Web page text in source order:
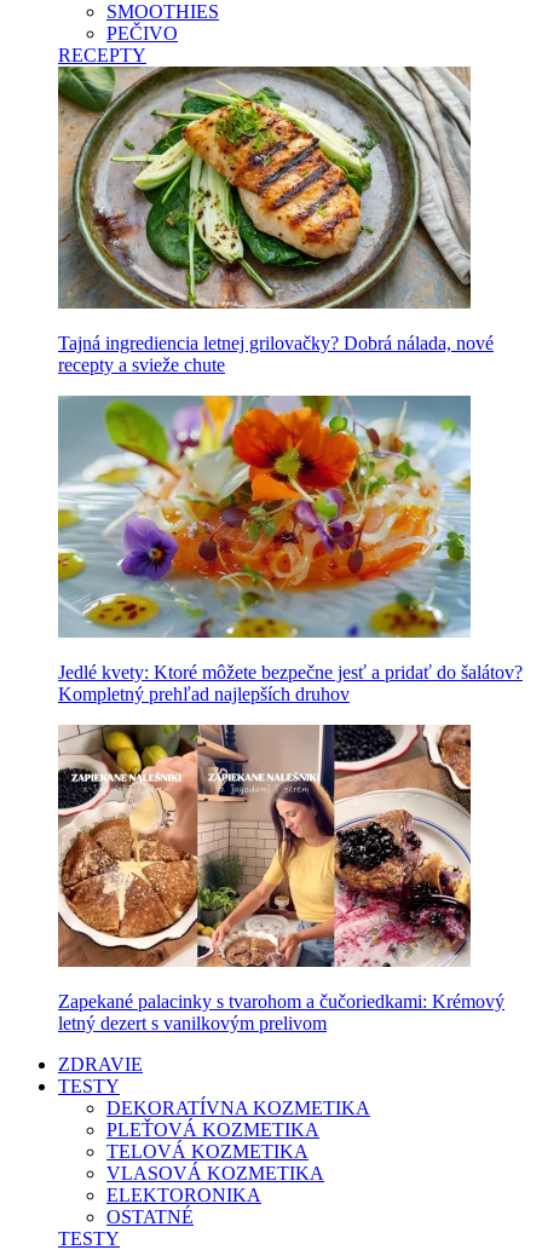
SMOOTHIES
PEČIVO
RECEPTY
Tajná ingrediencia letnej grilovačky? Dobrá nálada, nové
recepty a svieže chute
Jedlé kvety: Ktoré môžete bezpečne jesť a pridať do šalátov?
Kompletný prehľad najlepších druhov
Zapekané palacinky s tvarohom a čučoriedkami: Krémový
letný dezert s vanilkovým prelivom
ZDRAVIE
TESTY
DEKORATÍVNA KOZMETIKA
PLEŤOVÁ KOZMETIKA
TELOVÁ KOZMETIKA
VLASOVÁ KOZMETIKA
ELEKTORONIKA
OSTATNÉ
TESTY